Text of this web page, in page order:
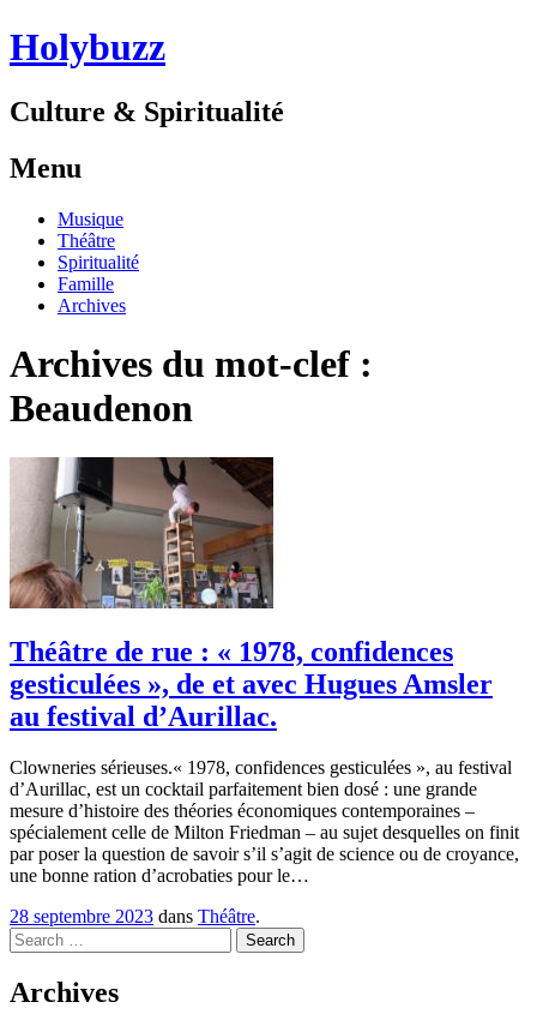
Holybuzz
Culture & Spiritualité
Menu
Aller
contenu
Musique
Théâtre
Spiritualité
Famille
Archives
Archives du mot-clef :
Beaudenon
Théâtre de rue : « 1978, confidences
gesticulées », de et avec Hugues Amsler
au festival d’Aurillac.
Clowneries sérieuses.« 1978, confidences gesticulées », au festival
d’Aurillac, est un cocktail parfaitement bien dosé : une grande
mesure d’histoire des théories économiques contemporaines –
spécialement celle de Milton Friedman – au sujet desquelles on finit
par poser la question de savoir s’il s’agit de science ou de croyance,
une bonne ration d’acrobaties pour le…
28 septembre 2023 dans Théâtre.
Search
Archives